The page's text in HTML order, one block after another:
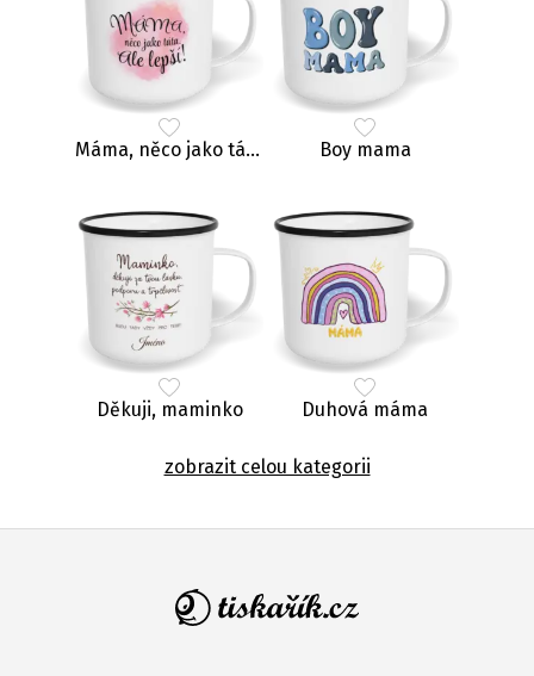
Máma, něco jako táta, ale lepší! Boy mama
Děkuji, maminko Duhová máma
zobrazit celou kategorii